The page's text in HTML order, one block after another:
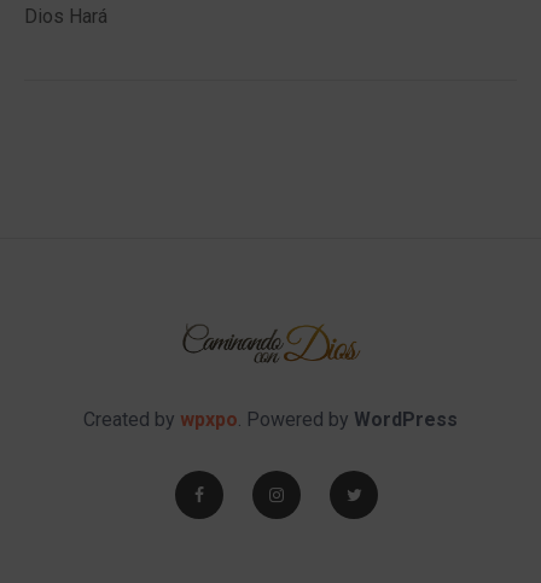
Dios Hará
Created by wpxpo. Powered by WordPress